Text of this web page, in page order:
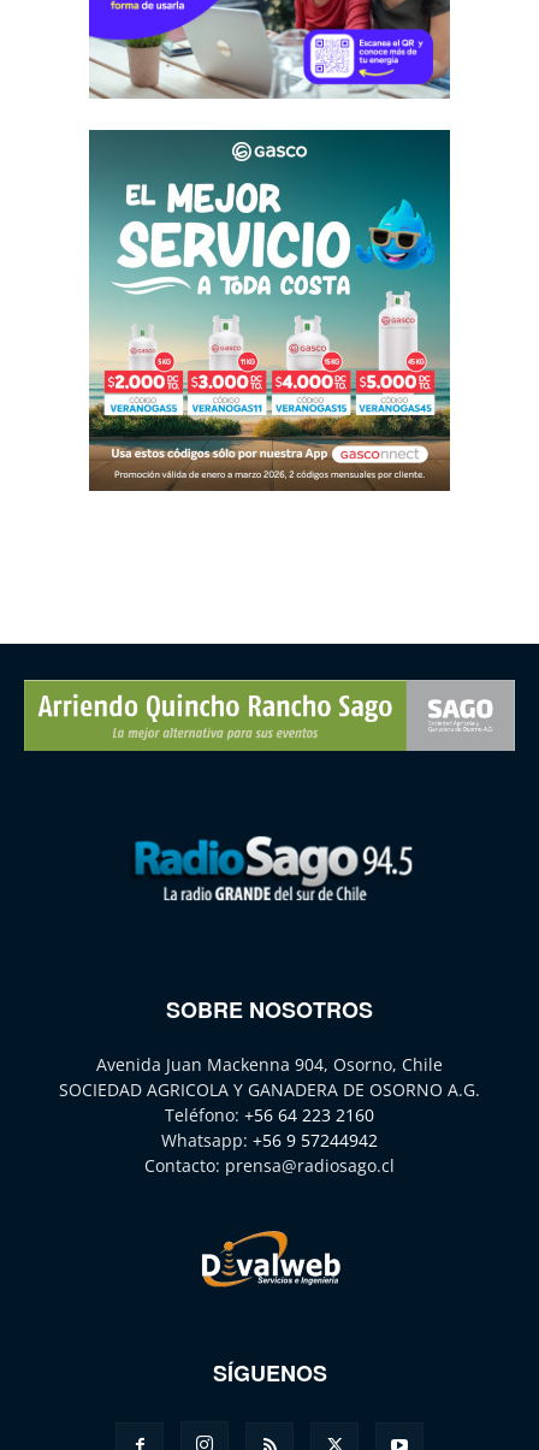
SOBRE NOSOTROS
Avenida Juan Mackenna 904, Osorno, Chile
SOCIEDAD AGRICOLA Y GANADERA DE OSORNO A.G.
Teléfono: +56 64 223 2160
Whatsapp: +56 9 57244942
Contacto: prensa@radiosago.cl
SÍGUENOS